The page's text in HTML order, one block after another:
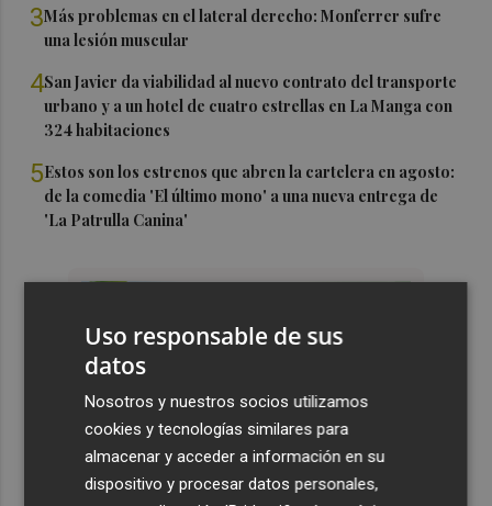
3Más problemas en el lateral derecho: Monferrer sufre
una lesión muscular
4San Javier da viabilidad al nuevo contrato del transporte
urbano y a un hotel de cuatro estrellas en La Manga con
324 habitaciones
5Estos son los estrenos que abren la cartelera en agosto:
de la comedia 'El último mono' a una nueva entrega de
'La Patrulla Canina'
Uso responsable de sus
datos
Nosotros y nuestros socios utilizamos
cookies y tecnologías similares para
almacenar y acceder a información en su
dispositivo y procesar datos personales,